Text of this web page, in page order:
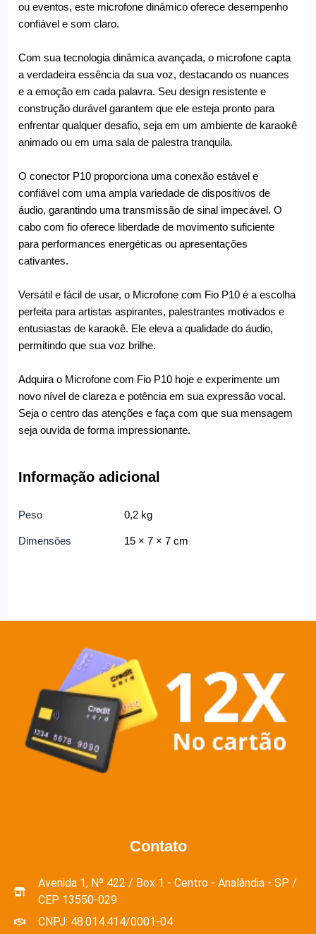
ou eventos, este microfone dinâmico oferece desempenho
confiável e som claro.
Com sua tecnologia dinâmica avançada, o microfone capta
a verdadeira essência da sua voz, destacando os nuances
e a emoção em cada palavra. Seu design resistente e
construção durável garantem que ele esteja pronto para
enfrentar qualquer desafio, seja em um ambiente de karaokê
animado ou em uma sala de palestra tranquila.
O conector P10 proporciona uma conexão estável e
confiável com uma ampla variedade de dispositivos de
áudio, garantindo uma transmissão de sinal impecável. O
cabo com fio oferece liberdade de movimento suficiente
para performances energéticas ou apresentações
cativantes.
Versátil e fácil de usar, o Microfone com Fio P10 é a escolha
perfeita para artistas aspirantes, palestrantes motivados e
entusiastas de karaokê. Ele eleva a qualidade do áudio,
permitindo que sua voz brilhe.
Adquira o Microfone com Fio P10 hoje e experimente um
novo nível de clareza e potência em sua expressão vocal.
Seja o centro das atenções e faça com que sua mensagem
seja ouvida de forma impressionante.
Informação adicional
Peso 0,2 kg
Dimensões 15 × 7 × 7 cm
Contato
Avenida 1, Nº 422 / Box 1 - Centro - Analândia - SP /
CEP 13550-029
CNPJ: 48.014.414/0001-04